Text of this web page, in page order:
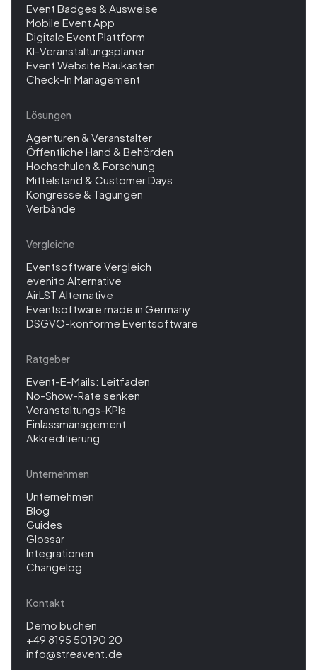
Event Badges & Ausweise
Mobile Event App
Digitale Event Plattform
KI-Veranstaltungsplaner
Event Website Baukasten
Check-In Management
Lösungen
Agenturen & Veranstalter
Öffentliche Hand & Behörden
Hochschulen & Forschung
Mittelstand & Customer Days
Kongresse & Tagungen
Verbände
Vergleiche
Eventsoftware Vergleich
evenito Alternative
AirLST Alternative
Eventsoftware made in Germany
DSGVO-konforme Eventsoftware
Ratgeber
Event-E-Mails: Leitfaden
No-Show-Rate senken
Veranstaltungs-KPIs
Einlassmanagement
Akkreditierung
Unternehmen
Unternehmen
Blog
Guides
Glossar
Integrationen
Changelog
Kontakt
Demo buchen
+49 8195 50190 20
info@streavent.de